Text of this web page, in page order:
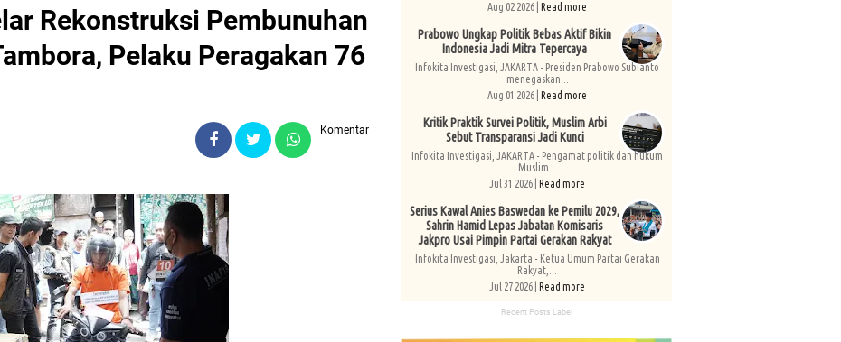
Rekonstruksi Pembunuhan
Pelaku Peragakan 76
Komentar
Aug 02 2026 | Read more
Prabowo Ungkap Politik Bebas Aktif Bikin
Indonesia Jadi Mitra Tepercaya
Infokita Investigasi, JAKARTA - Presiden Prabowo Subianto
menegaskan...
Aug 01 2026 | Read more
Kritik Praktik Survei Politik, Muslim Arbi
Sebut Transparansi Jadi Kunci
Infokita Investigasi, JAKARTA - Pengamat politik dan hukum
Muslim...
Jul 31 2026 | Read more
Serius Kawal Anies Baswedan ke Pemilu 2029,
Sahrin Hamid Lepas Jabatan Komisaris
Jakpro Usai Pimpin Partai Gerakan Rakyat
Infokita Investigasi, Jakarta - Ketua Umum Partai Gerakan
Rakyat,...
Jul 27 2026 | Read more
Recent Posts Label